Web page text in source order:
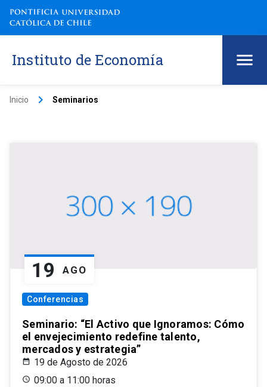
Instituto de Economía
Inicio keyboard_arrow_right Seminarios
19 AGO
Conferencias
Seminario: “El Activo que Ignoramos: Cómo
el envejecimiento redefine talento,
mercados y estrategia”
19 de Agosto de 2026
09:00 a 11:00 horas